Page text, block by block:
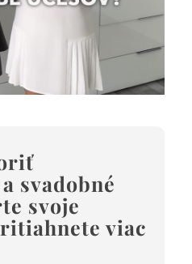
svadobné
svoje
viac